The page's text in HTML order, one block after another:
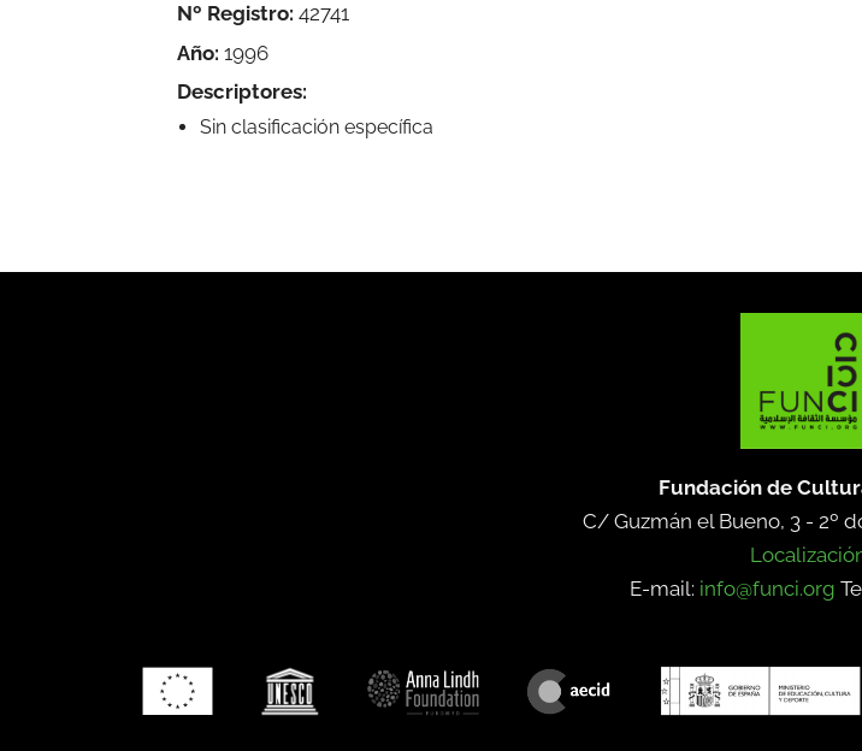
Nº Registro: 42741
Año: 1996
Descriptores:
Sin clasificación específica
Fundación de
C/ Guzmán el Bueno, 3 - 2º
E-mail: info@funci.org